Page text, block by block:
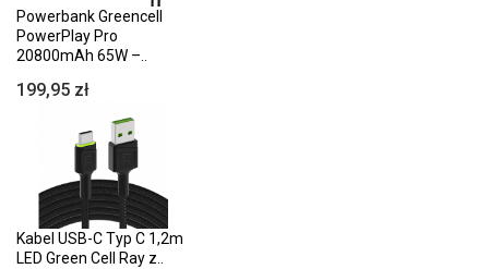
Powerbank Greencell
PowerPlay Pro
20800mAh 65W –..
199,95 zł
Kabel USB-C Typ C 1,2m
LED Green Cell Ray z..